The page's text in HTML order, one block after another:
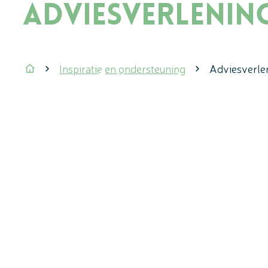
StartpaginaInspiratie en ondersteuning
Cultuurregio